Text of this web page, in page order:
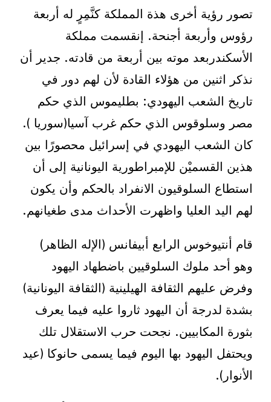
تصور رؤية أخرى هذة المملكة كنَّمِرٍ له أربعة
رؤوس وأربعة أجنحة. إنقسمت مملكة
الأسكندربعد موته بين أربعة من قادته. جدير أن
نذكر اثنين من هؤلاء القادة لأن لهم دور في
تاريخ الشعب اليهودي: بطليموس الذي حكم
مصر وسلوقوس الذي حكم غرب آسيا(سوريا ).
كان الشعب اليهودي في إسرائيل محصورًا بين
هذين القسميْن للإمبراطورية اليونانية إلى أن
استطاع السلوقيون الانفراد بالحكم وأن يكون
لهم اليد العليا واظهرت الأحداث مدى طغيانهم.
قام أنتيوخوس الرابع أبيفانس (الإله الظاهر)
وهو أحد ملوك السلوقيين باضطهاد اليهود
وفرض عليهم الثقافة الهيلينية (الثقافة اليونانية)
بشدة لدرجة أن اليهود ثاروا عليه فيما يعرف
بثورة المكابيين. نجحت حرب الاستقلال تلك
ويحتفل اليهود بها اليوم فيما يسمى حانوكا (عيد
الأنوار).